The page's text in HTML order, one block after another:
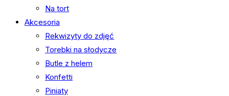
Na tort
Akcesoria
Rekwizyty do zdjęć
Torebki na słodycze
Butle z helem
Konfetti
Piniaty